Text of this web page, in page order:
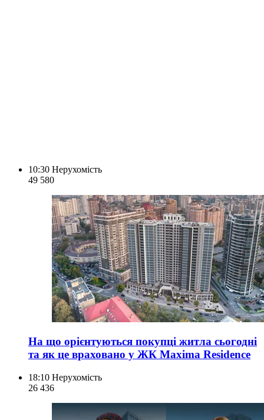
10:30 Нерухомість
49 580
На що орієнтуються покупці житла сьогодні
та як це враховано у ЖК Maxima Residence
18:10 Нерухомість
26 436